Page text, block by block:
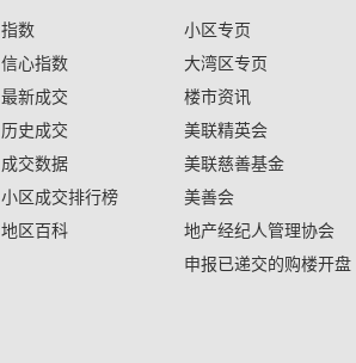
指数
信心指数
最新成交
历史成交
成交数据
小区成交排行榜
地区百科
小区专页
大湾区专页
楼市资讯
美联精英会
美联慈善基金
美善会
地产经纪人管理协会
申报已递交的购楼开盘